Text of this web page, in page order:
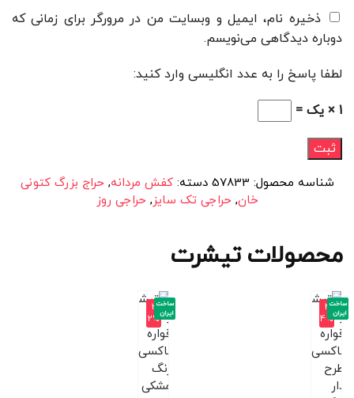
ذخیره نام، ایمیل و وبسایت من در مرورگر برای زمانی که
دوباره دیدگاهی می‌نویسم.
لطفا پاسخ را به عدد انگلیسی وارد کنید:
1 × یک =
شناسه محصول: 57833 دسته:کفش مردانه, حراج بزرگ کتونی
خان, حراجی تک سایز, حراجی روز
محصولات تیشرت
-4
4%
ساخت
ایران
-3
2%
ساخت
ایران